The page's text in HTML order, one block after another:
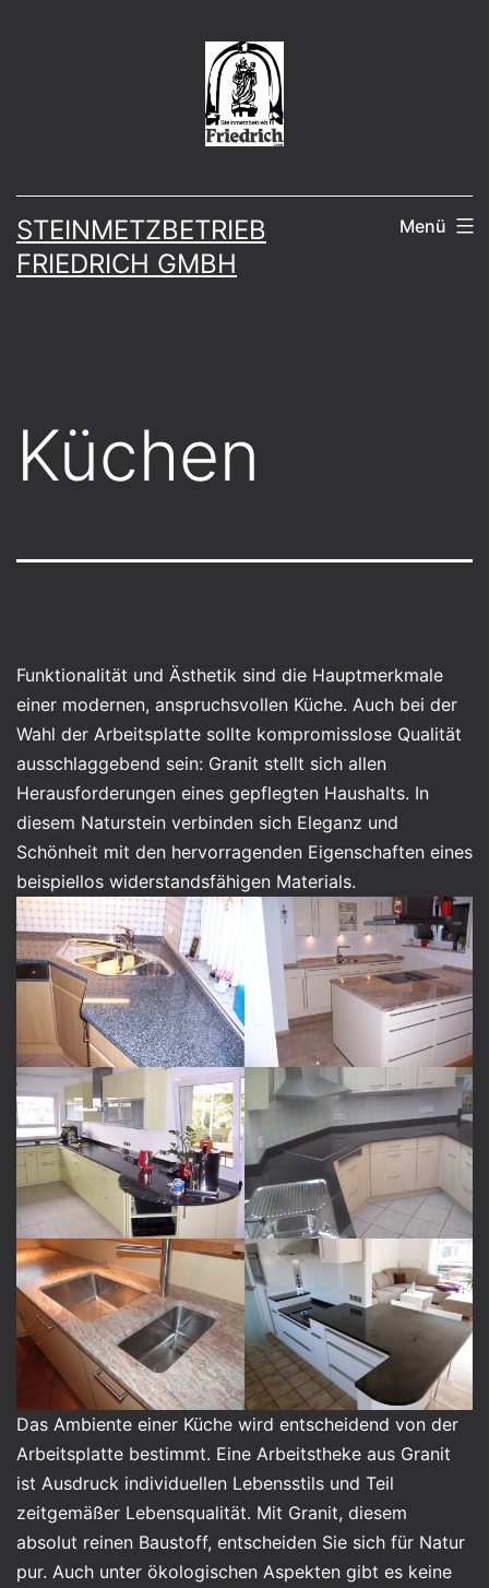
STEINMETZBETRIEB
FRIEDRICH GMBH
Menü
Küchen
Funktionalität und Ästhetik sind die Hauptmerkmale
einer modernen, anspruchsvollen Küche. Auch bei der
Wahl der Arbeitsplatte sollte kompromisslose Qualität
ausschlaggebend sein: Granit stellt sich allen
Herausforderungen eines gepflegten Haushalts. In
diesem Naturstein verbinden sich Eleganz und
Schönheit mit den hervorragenden Eigenschaften eines
beispiellos widerstandsfähigen Materials.
Das Ambiente einer Küche wird entscheidend von der
Arbeitsplatte bestimmt. Eine Arbeitstheke aus Granit
ist Ausdruck individuellen Lebensstils und Teil
zeitgemäßer Lebensqualität. Mit Granit, diesem
absolut reinen Baustoff, entscheiden Sie sich für Natur
pur. Auch unter ökologischen Aspekten gibt es keine